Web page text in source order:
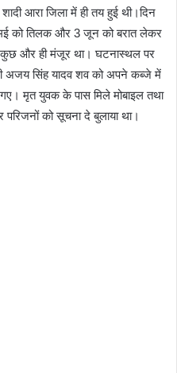
आरा जिला में ही तय हुई थी।दिन
को तिलक और 3 जून को बरात लेकर
कुछ और ही मंजूर था। घटनास्थल पर
अजय सिंह यादव शव को अपने कब्जे में
मृत युवक के पास मिले मोबाइल तथा
को सूचना दे बुलाया था।